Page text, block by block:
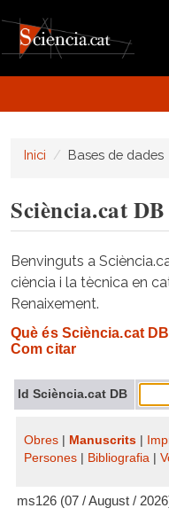
Inici Bases de dades
Sciència.cat DB
Benvinguts a
ciència i la tècnica en
Renaixement.
Què és Sciència.cat DB
Com citar
Id Sciència.cat DB
Obres Manuscrits
Persones
Bibliografia
ms126 (07 / August /